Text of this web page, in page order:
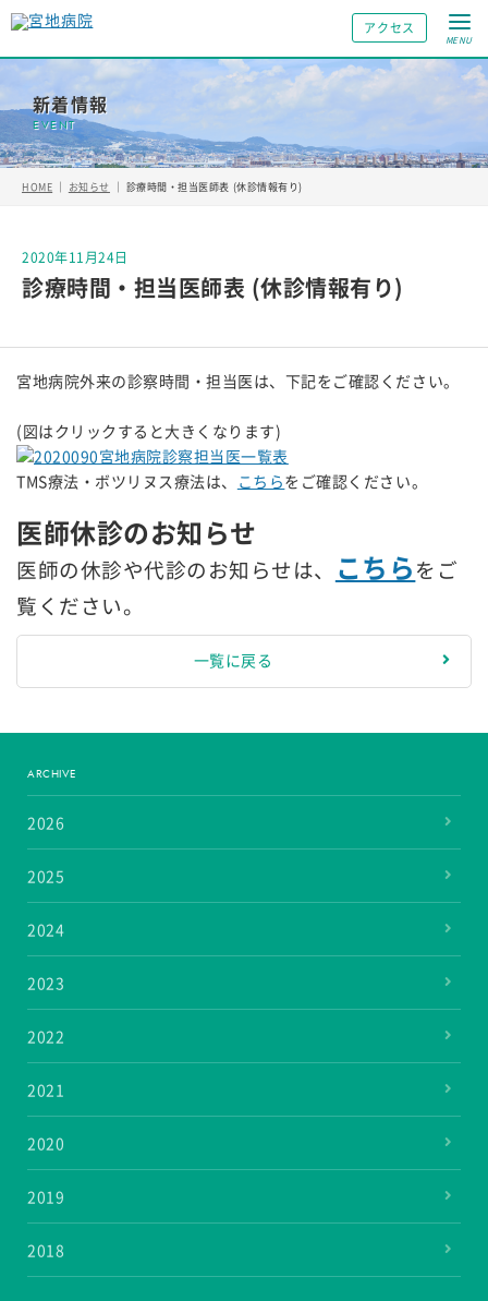
アクセス
MENU
新着情報
HOME お知らせ 診療時間・担当医師表 (休診情報有り)
2020年11月24日
診療時間・担当医師表 (休診情報有り)
宮地病院外来の診察時間・担当医は、下記をご確認ください。
(図はクリックすると大きくなります)
TMS療法・ボツリヌス療法は、 こちら をご確認ください。
医師休診のお知らせ
医師の休診や代診のお知らせは、 こちら をご
覧ください。
一覧に戻る
ARCHIVE
2026
2025
2024
2023
2022
2021
2020
2019
2018